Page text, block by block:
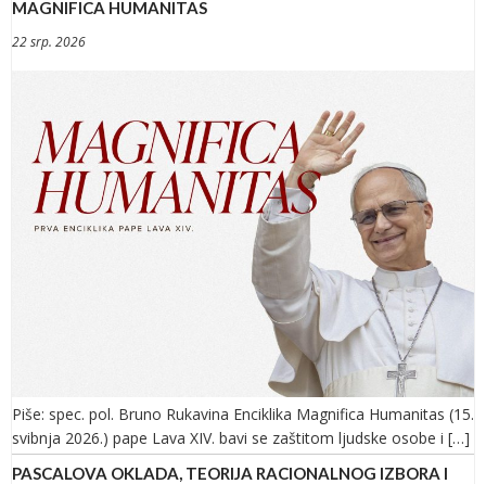
MAGNIFICA HUMANITAS
22 srp. 2026
Piše: spec. pol. Bruno Rukavina Enciklika Magnifica Humanitas (15.
svibnja 2026.) pape Lava XIV. bavi se zaštitom ljudske osobe i […]
PASCALOVA OKLADA, TEORIJA RACIONALNOG IZBORA I